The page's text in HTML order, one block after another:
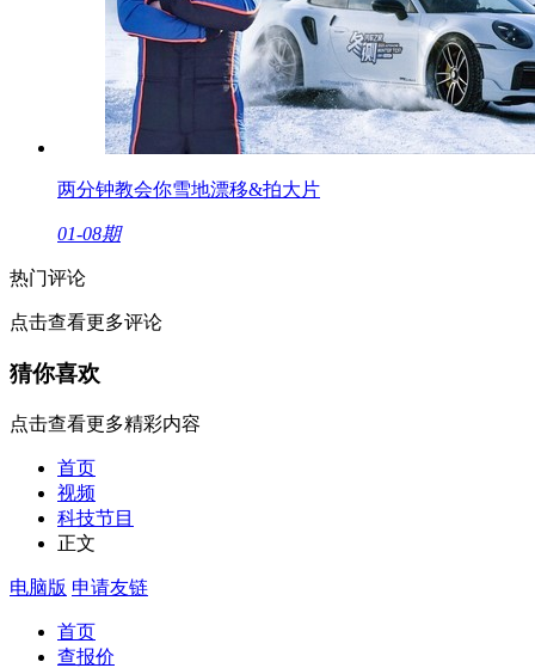
两分钟教会你雪地漂移&拍大片
01-08期
热门评论
点击查看更多评论
猜你喜欢
点击查看更多精彩内容
首页
视频
科技节目
正文
电脑版 申请友链
首页
查报价